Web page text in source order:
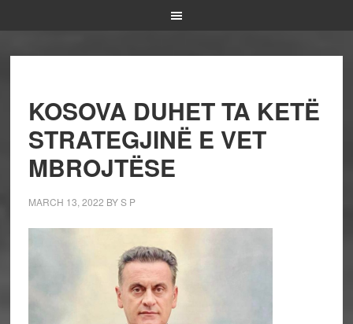
KOSOVA DUHET TA KETË
STRATEGJINË E VET
MBROJTËSE
MARCH 13, 2022 BYS P